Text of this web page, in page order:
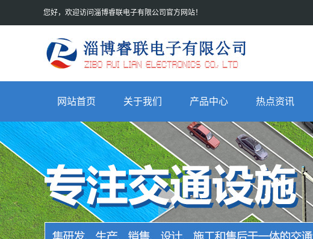
您好，欢迎访问淄博睿联电子有限公司官方网站！
网站首页 关于我们
公司简介
荣誉资质
联系我们
产品中心
交通信号灯
交通信号机
杆件
信号灯壳
太阳能移动小车
热点资讯
公司新闻
行业新闻
常见问题